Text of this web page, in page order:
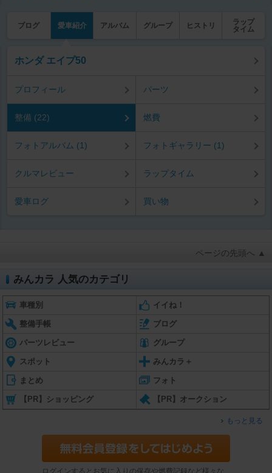
ブログ 愛車紹介 アルバム グループ ヒストリ
ラップ
タイム
ホンダ エイプ50
プロフィール パーツ
整備 (22) 燃費
フォトアルバム (1) フォトギャラリー (1)
クルマレビュー ラップタイム
愛車ログ 買い物
ページの先頭へ ▲
みんカラ 人気のカテゴリ
車種別 イイね！
整備手帳 ブログ
パーツレビュー グループ
スポット みんカラ＋
まとめ フォト
【PR】ショッピング 【PR】オークション
もっと見る